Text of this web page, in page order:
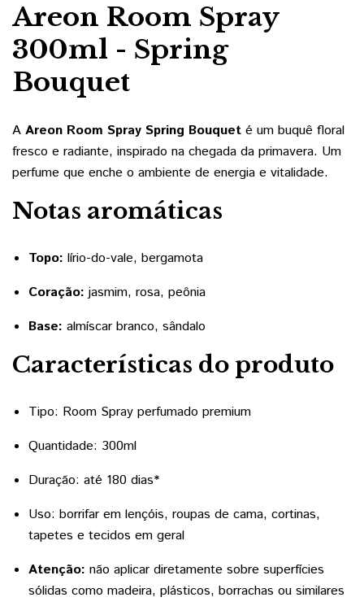
Areon Room Spray
300ml - Spring
Bouquet
A Areon Room Spray Spring Bouquet é um buquê floral
fresco e radiante, inspirado na chegada da primavera. Um
perfume que enche o ambiente de energia e vitalidade.
Notas aromáticas
Topo: lírio-do-vale, bergamota
Coração: jasmim, rosa, peônia
Base: almíscar branco, sândalo
Características do produto
Tipo: Room Spray perfumado premium
Quantidade: 300ml
Duração: até 180 dias*
Uso: borrifar em lençóis, roupas de cama, cortinas,
tapetes e tecidos em geral
Atenção: não aplicar diretamente sobre superfícies
sólidas como madeira, plásticos, borrachas ou similares